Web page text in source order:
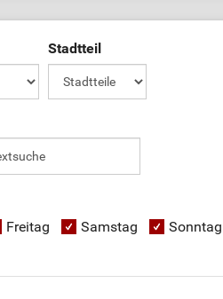
Stadtteil
Freitag Samstag Sonntag